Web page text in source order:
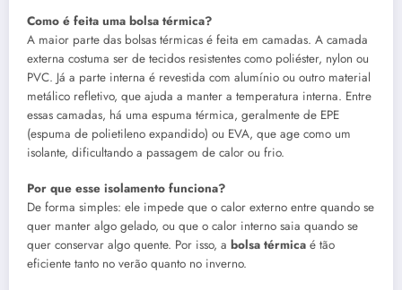
Como é feita uma bolsa térmica?
A maior parte das bolsas térmicas é feita em camadas. A camada
externa costuma ser de tecidos resistentes como poliéster, nylon ou
PVC. Já a parte interna é revestida com alumínio ou outro material
metálico refletivo, que ajuda a manter a temperatura interna. Entre
essas camadas, há uma espuma térmica, geralmente de EPE
(espuma de polietileno expandido) ou EVA, que age como um
isolante, dificultando a passagem de calor ou frio.
Por que esse isolamento funciona?
De forma simples: ele impede que o calor externo entre quando se
quer manter algo gelado, ou que o calor interno saia quando se
quer conservar algo quente. Por isso, a bolsa térmica é tão
eficiente tanto no verão quanto no inverno.